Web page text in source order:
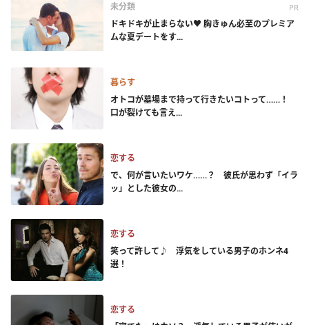
未分類 PR
ドキドキが止まらない♥ 胸きゅん必至のプレミア
ムな夏デートをす...
暮らす
オトコが墓場まで持って行きたいコトって……！
口が裂けても言え...
恋する
で、何が言いたいワケ……？ 彼氏が思わず「イラ
ッ」とした彼女の...
恋する
笑って許して♪ 浮気をしている男子のホンネ4
選！
恋する